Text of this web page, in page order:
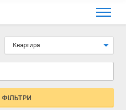
Квартира
ФІЛЬТРИ